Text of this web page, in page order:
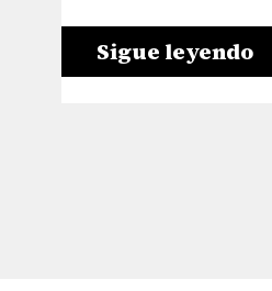
Sigue leyendo